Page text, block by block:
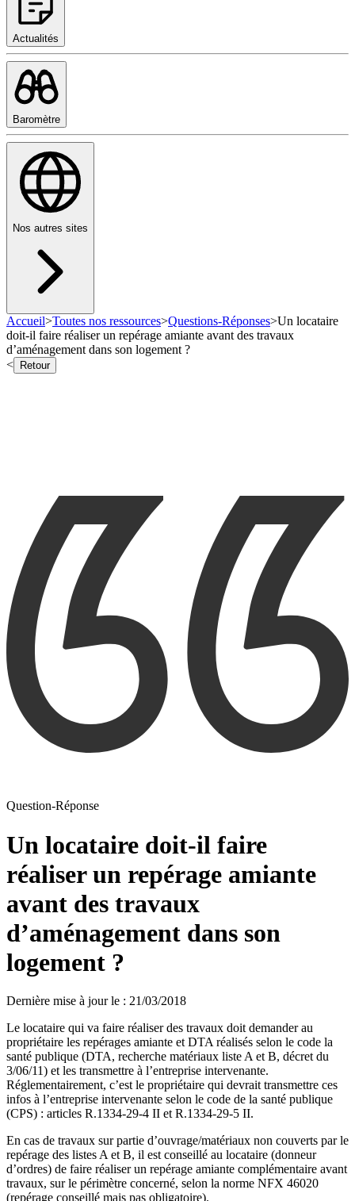
Actualités
Baromètre
Nos autres sites
Accueil>Toutes nos ressources>Questions-Réponses>Un locataire
doit-il faire réaliser un repérage amiante avant des travaux
d’aménagement dans son logement ?
<
Retour
Question-Réponse
Un locataire doit-il faire
réaliser un repérage amiante
avant des travaux
d’aménagement dans son
logement ?
Dernière mise à jour le : 21/03/2018
Le locataire qui va faire réaliser des travaux doit demander au
propriétaire les repérages amiante et DTA réalisés selon le code la
santé publique (DTA, recherche matériaux liste A et B, décret du
3/06/11) et les transmettre à l’entreprise intervenante.
Réglementairement, c’est le propriétaire qui devrait transmettre ces
infos à l’entreprise intervenante selon le code de la santé publique
(CPS) : articles R.1334-29-4 II et R.1334-29-5 II.
En cas de travaux sur partie d’ouvrage/matériaux non couverts par le
repérage des listes A et B, il est conseillé au locataire (donneur
d’ordres) de faire réaliser un repérage amiante complémentaire avant
travaux, sur le périmètre concerné, selon la norme NFX 46020
(repérage conseillé mais pas obligatoire).